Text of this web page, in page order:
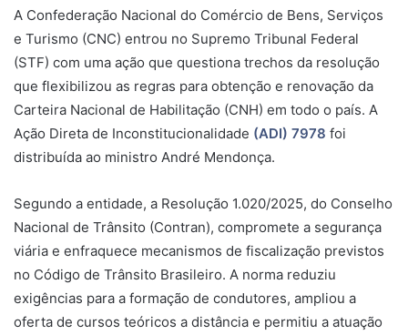
A Confederação Nacional do Comércio de Bens, Serviços
e Turismo (CNC) entrou no Supremo Tribunal Federal
(STF) com uma ação que questiona trechos da resolução
que flexibilizou as regras para obtenção e renovação da
Carteira Nacional de Habilitação (CNH) em todo o país. A
Ação Direta de Inconstitucionalidade (ADI) 7978 foi
distribuída ao ministro André Mendonça.
Segundo a entidade, a Resolução 1.020/2025, do Conselho
Nacional de Trânsito (Contran), compromete a segurança
viária e enfraquece mecanismos de fiscalização previstos
no Código de Trânsito Brasileiro. A norma reduziu
exigências para a formação de condutores, ampliou a
oferta de cursos teóricos a distância e permitiu a atuação